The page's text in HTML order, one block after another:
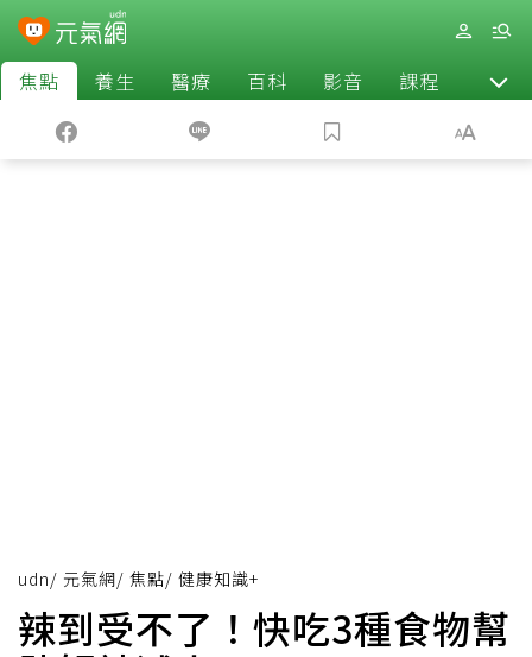
焦點 養生 醫療 百科 影音 課程 退休
udn/ 元氣網/ 焦點/ 健康知識+
辣到受不了！快吃3種食物幫